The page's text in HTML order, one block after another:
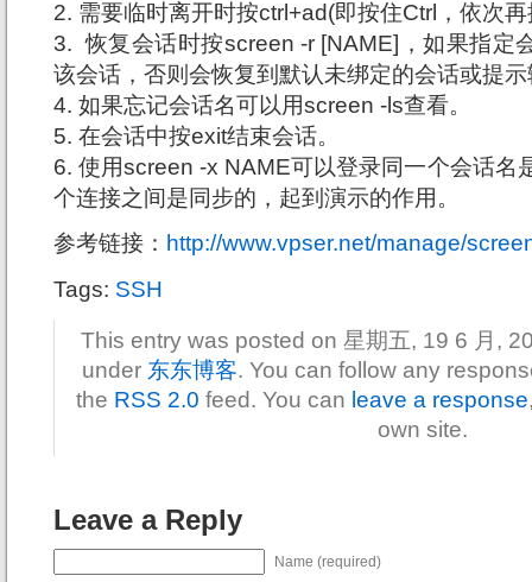
2. 需要临时离开时按ctrl+ad(即按住Ctrl，依次
3. 恢复会话时按screen -r [NAME]，如果指定
该会话，否则会恢复到默认未绑定的会话或提
4. 如果忘记会话名可以用screen -ls查看。
5. 在会话中按exit结束会话。
6. 使用screen -x NAME可以登录同一个会话名
个连接之间是同步的，起到演示的作用。
参考链接： http://www.vpser.net/manage/
Tags: SSH
This entry was posted on 星期五, 19 6 月,
under 东东博客. You can follow any
the RSS 2.0 feed. You can leave a response
own site.
Leave a Reply
Name (required)